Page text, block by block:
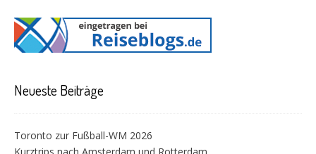
Neueste Beiträge
Toronto zur Fußball-WM 2026